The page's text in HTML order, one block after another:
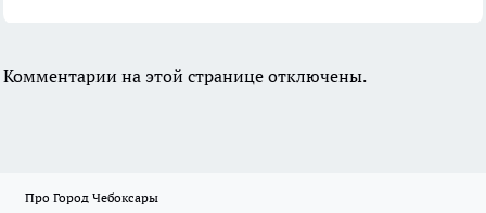
Комментарии на этой странице отключены.
Про Город Чебоксары